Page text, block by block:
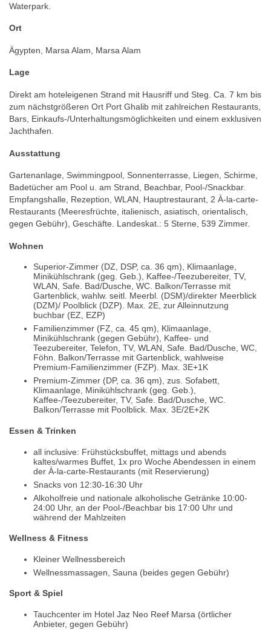
Waterpark.
Ort
Ägypten, Marsa Alam, Marsa Alam
Lage
Direkt am hoteleigenen Strand mit Hausriff und Steg. Ca. 7 km bis
zum nächstgrößeren Ort Port Ghalib mit zahlreichen Restaurants,
Bars, Einkaufs-/Unterhaltungsmöglichkeiten und einem exklusiven
Jachthafen.
Ausstattung
Gartenanlage, Swimmingpool, Sonnenterrasse, Liegen, Schirme,
Badetücher am Pool u. am Strand, Beachbar, Pool-/Snackbar.
Empfangshalle, Rezeption, WLAN, Hauptrestaurant, 2 À-la-carte-
Restaurants (Meeresfrüchte, italienisch, asiatisch, orientalisch,
gegen Gebühr), Geschäfte. Landeskat.: 5 Sterne, 539 Zimmer.
Wohnen
Superior-Zimmer (DZ, DSP, ca. 36 qm), Klimaanlage,
Minikühlschrank (geg. Geb.), Kaffee-/Teezubereiter, TV,
WLAN, Safe. Bad/Dusche, WC. Balkon/Terrasse mit
Gartenblick, wahlw. seitl. Meerbl. (DSM)/direkter Meerblick
(DZM)/ Poolblick (DZP). Max. 2E, zur Alleinnutzung
buchbar (EZ, EZP)
Familienzimmer (FZ, ca. 45 qm), Klimaanlage,
Minikühlschrank (gegen Gebühr), Kaffee- und
Teezubereiter, Telefon, TV, WLAN, Safe. Bad/Dusche, WC,
Föhn. Balkon/Terrasse mit Gartenblick, wahlweise
Premium-Familienzimmer (FZP). Max. 3E+1K
Premium-Zimmer (DP, ca. 36 qm), zus. Sofabett,
Klimaanlage, Minikühlschrank (geg. Geb.),
Kaffee-/Teezubereiter, TV, Safe. Bad/Dusche, WC.
Balkon/Terrasse mit Poolblick. Max. 3E/2E+2K
Essen & Trinken
all inclusive: Frühstücksbuffet, mittags und abends
kaltes/warmes Buffet, 1x pro Woche Abendessen in einem
der À-la-carte-Restaurants (mit Reservierung)
Snacks von 12:30-16:30 Uhr
Alkoholfreie und nationale alkoholische Getränke 10:00-
24:00 Uhr, an der Pool-/Beachbar bis 17:00 Uhr und
während der Mahlzeiten
Wellness & Fitness
Kleiner Wellnessbereich
Wellnessmassagen, Sauna (beides gegen Gebühr)
Sport & Spiel
Tauchcenter im Hotel Jaz Neo Reef Marsa (örtlicher
Anbieter, gegen Gebühr)